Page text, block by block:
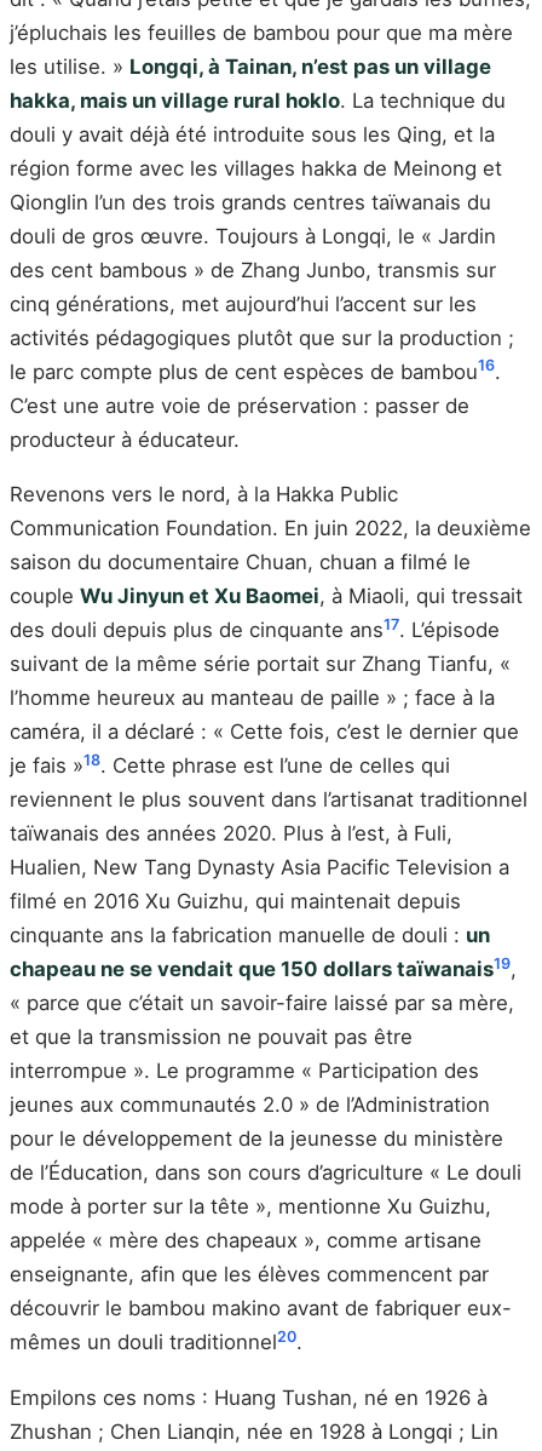
j’épluchais les feuilles de bambou pour que ma mère
les utilise. » Longqi, à Tainan, n’est pas un village
hakka, mais un village rural hoklo. La technique du
douli y avait déjà été introduite sous les Qing, et la
région forme avec les villages hakka de Meinong et
Qionglin l’un des trois grands centres taïwanais du
douli de gros œuvre. Toujours à Longqi, le « Jardin
des cent bambous » de Zhang Junbo, transmis sur
cinq générations, met aujourd’hui l’accent sur les
activités pédagogiques plutôt que sur la production ;
le parc compte plus de cent espèces de bambou16.
C’est une autre voie de préservation : passer de
producteur à éducateur.
Revenons vers le nord, à la Hakka Public
Communication Foundation. En juin 2022, la deuxième
saison du documentaire Chuan, chuan a filmé le
couple Wu Jinyun et Xu Baomei, à Miaoli, qui tressait
des douli depuis plus de cinquante ans17. L’épisode
suivant de la même série portait sur Zhang Tianfu, «
l’homme heureux au manteau de paille » ; face à la
caméra, il a déclaré : « Cette fois, c’est le dernier que
je fais »18. Cette phrase est l’une de celles qui
reviennent le plus souvent dans l’artisanat traditionnel
taïwanais des années 2020. Plus à l’est, à Fuli,
Hualien, New Tang Dynasty Asia Pacific Television a
filmé en 2016 Xu Guizhu, qui maintenait depuis
cinquante ans la fabrication manuelle de douli : un
chapeau ne se vendait que 150 dollars taïwanais19,
« parce que c’était un savoir-faire laissé par sa mère,
et que la transmission ne pouvait pas être
interrompue ». Le programme « Participation des
jeunes aux communautés 2.0 » de l’Administration
pour le développement de la jeunesse du ministère
de l’Éducation, dans son cours d’agriculture « Le douli
mode à porter sur la tête », mentionne Xu Guizhu,
appelée « mère des chapeaux », comme artisane
enseignante, afin que les élèves commencent par
découvrir le bambou makino avant de fabriquer eux-
mêmes un douli traditionnel20.
Empilons ces noms : Huang Tushan, né en 1926 à
Zhushan ; Chen Lianqin, née en 1928 à Longqi ; Lin